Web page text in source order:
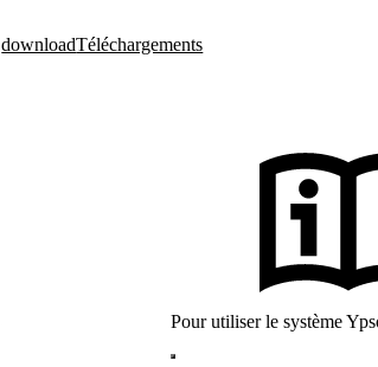
downloadTéléchargements
Pour utiliser le système